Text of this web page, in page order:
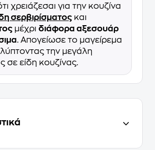
χρειάζεσαι για την κουζίνα
σερβιρίσματος και
μέχρι διάφορα αξεσουάρ
. Απογείωσε το μαγείρεμα
την μεγάλη
σε είδη κουζίνας.